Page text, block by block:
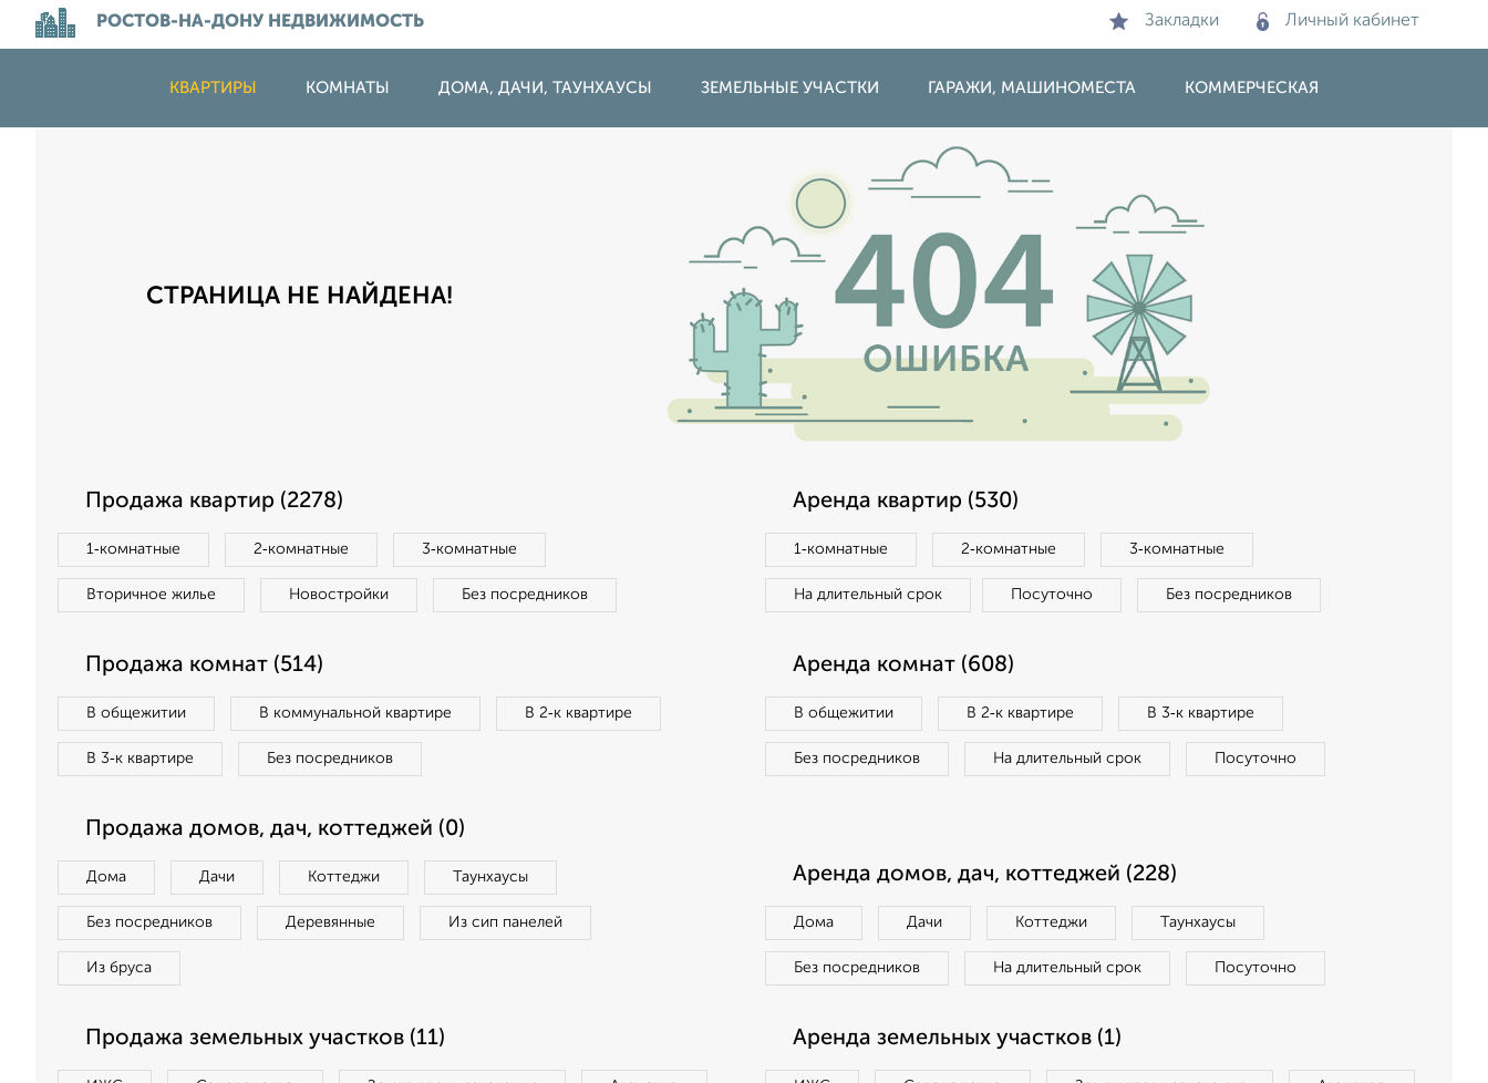
РОСТОВ-НА-ДОНУ НЕДВИЖИМОСТЬ Закладки Личный кабинет
КВАРТИРЫ КОМНАТЫ ДОМА, ДАЧИ, ТАУНХАУСЫ ЗЕМЕЛЬНЫЕ УЧАСТКИ ГАРАЖИ, МАШИНОМЕСТА КОММЕРЧЕСКАЯ
СТРАНИЦА НЕ НАЙДЕНА!
Продажа квартир (2278)
1‑комнатные 2‑комнатные 3‑комнатные
Вторичное жилье Новостройки Без посредников
Аренда квартир (530)
1‑комнатные 2‑комнатные 3‑комнатные
На длительный срок Посуточно Без посредников
Продажа комнат (514)
В общежитии В коммунальной квартире В 2‑к квартире
В 3‑к квартире Без посредников
Аренда комнат (608)
В общежитии В 2‑к квартире В 3‑к квартире
Без посредников На длительный срок Посуточно
Продажа домов, дач, коттеджей (0)
Дома Дачи Коттеджи Таунхаусы
Без посредников Деревянные Из сип панелей
Из бруса
Аренда домов, дач, коттеджей (228)
Дома Дачи Коттеджи Таунхаусы
Без посредников На длительный срок Посуточно
Продажа земельных участков (11) Аренда земельных участков (1)